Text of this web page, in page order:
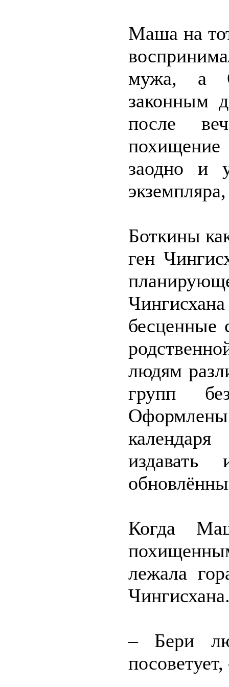
Маша на
мужа, а
законным
после
заодно и
Боткины
ген
бесценные
людям
групп
Когда
лежала
– Бери